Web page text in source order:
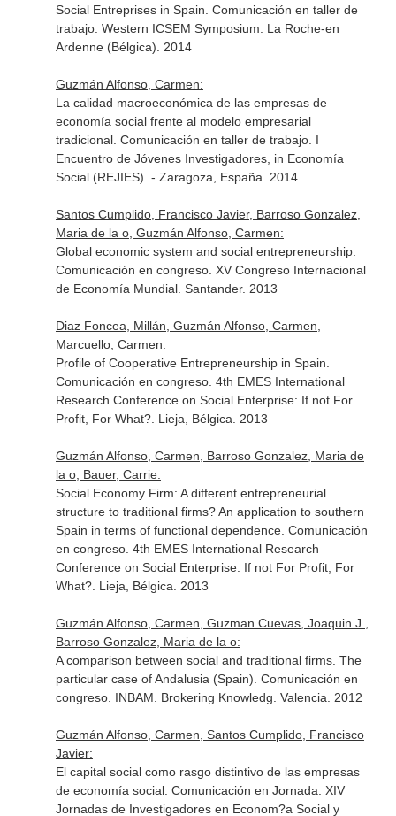
Social Entreprises in Spain. Comunicación en taller de
trabajo. Western ICSEM Symposium. La Roche-en
Ardenne (Bélgica). 2014
Guzmán Alfonso, Carmen:
La calidad macroeconómica de las empresas de
economía social frente al modelo empresarial
tradicional. Comunicación en taller de trabajo. I
Encuentro de Jóvenes Investigadores, in Economía
Social (REJIES). - Zaragoza, España. 2014
Santos Cumplido, Francisco Javier, Barroso Gonzalez,
Maria de la o, Guzmán Alfonso, Carmen:
Global economic system and social entrepreneurship.
Comunicación en congreso. XV Congreso Internacional
de Economía Mundial. Santander. 2013
Diaz Foncea, Millán, Guzmán Alfonso, Carmen,
Marcuello, Carmen:
Profile of Cooperative Entrepreneurship in Spain.
Comunicación en congreso. 4th EMES International
Research Conference on Social Enterprise: If not For
Profit, For What?. Lieja, Bélgica. 2013
Guzmán Alfonso, Carmen, Barroso Gonzalez, Maria de
la o, Bauer, Carrie:
Social Economy Firm: A different entrepreneurial
structure to traditional firms? An application to southern
Spain in terms of functional dependence. Comunicación
en congreso. 4th EMES International Research
Conference on Social Enterprise: If not For Profit, For
What?. Lieja, Bélgica. 2013
Guzmán Alfonso, Carmen, Guzman Cuevas, Joaquin J.,
Barroso Gonzalez, Maria de la o:
A comparison between social and traditional firms. The
particular case of Andalusia (Spain). Comunicación en
congreso. INBAM. Brokering Knowledg. Valencia. 2012
Guzmán Alfonso, Carmen, Santos Cumplido, Francisco
Javier:
El capital social como rasgo distintivo de las empresas
de economía social. Comunicación en Jornada. XIV
Jornadas de Investigadores en Econom?a Social y